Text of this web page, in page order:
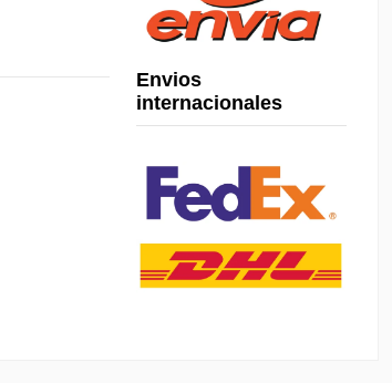
Envios
internacionales